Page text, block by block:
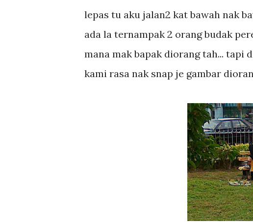
lepas tu aku jalan2 kat bawah nak
ada la ternampak 2 orang budak
mana mak bapak diorang tah... tapi
kami rasa nak snap je gambar